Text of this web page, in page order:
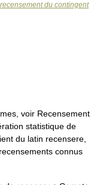
recensement du contingent
voir Recensement
statistique de
du latin recensere,
connus